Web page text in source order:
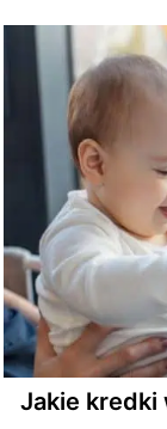
Jakie kredki